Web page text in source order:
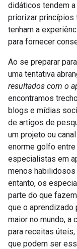
didáticos tendem
priorizar princípios
tenham a
para fornecer
Ao se preparar
uma tentativa
resultados com o
encontramos
blogs e mídias
de artigos de
um projeto ou
enorme golfo
especialistas em
menos
entanto, os
parte do que
que o aprendizado
maior no mundo, a
para receitas
que podem ser